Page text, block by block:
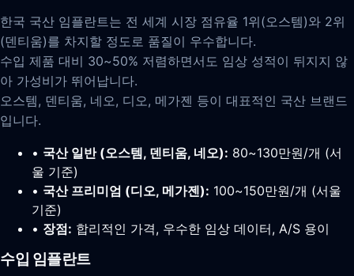
한국 국산 임플란트는 전 세계 시장 점유율 1위(오스템)와 2위
(덴티움)를 차지할 정도로 품질이 우수합니다.
수입 제품 대비 30~50% 저렴하면서도 임상 성적이 뒤지지 않
아 가성비가 뛰어납니다.
오스템, 덴티움, 네오, 디오, 메가젠 등이 대표적인 국산 브랜드
입니다.
• 국산 일반 (오스템, 덴티움, 네오): 80~130만원/개 (서
울 기준)
• 국산 프리미엄 (디오, 메가젠): 100~150만원/개 (서울
기준)
• 장점: 합리적인 가격, 우수한 임상 데이터, A/S 용이
수입 임플란트